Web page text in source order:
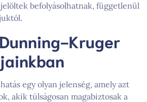
befolyásolhatnak, függetlenül
Kruger
egy olyan jelenség, amely azt
akik túlságosan magabiztosak a